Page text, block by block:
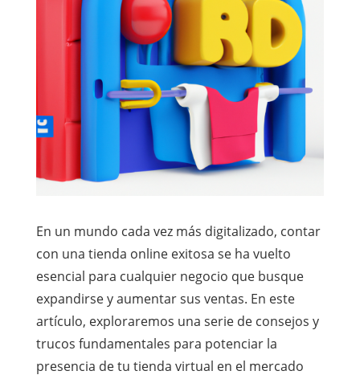
En un mundo cada vez más digitalizado, contar
con una tienda online exitosa se ha vuelto
esencial para cualquier negocio que busque
expandirse y aumentar sus ventas. En este
artículo, exploraremos una serie de consejos y
trucos fundamentales para potenciar la
presencia de tu tienda virtual en el mercado